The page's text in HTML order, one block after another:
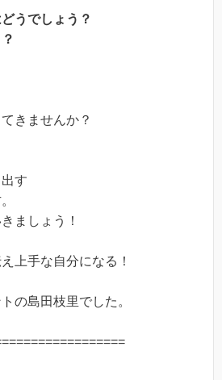
うでしょう？
てきませんか？
す
ましょう！
上手な自分になる！
の島田枝里でした。